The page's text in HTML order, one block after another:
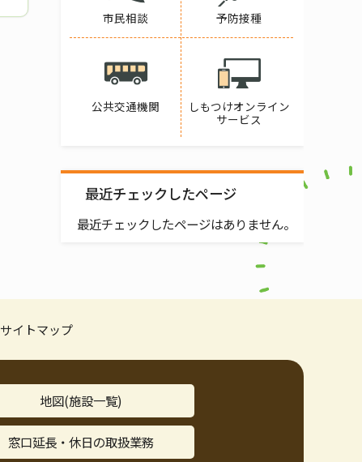
市民相談 予防接種
公共交通機関
しもつけオンライン
サービス
最近チェックしたページ
最近チェックしたページはありません。
サイトマップ
地図(施設一覧)
窓口延長・休日の取扱業務